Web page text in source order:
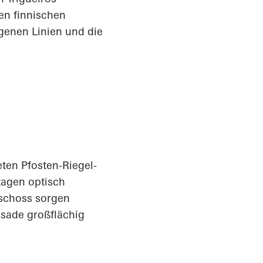
finnischen
Linien und die
Pfosten-Riegel-
optisch
sorgen
großflächig